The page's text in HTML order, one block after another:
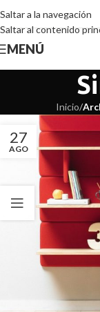
Saltar a la navegación
Saltar al contenido
MENÚ
Inicio/
27
AGO